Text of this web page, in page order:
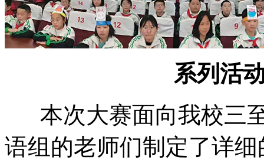
系列活
本次大赛面向我校三
语组的老师们制定了详